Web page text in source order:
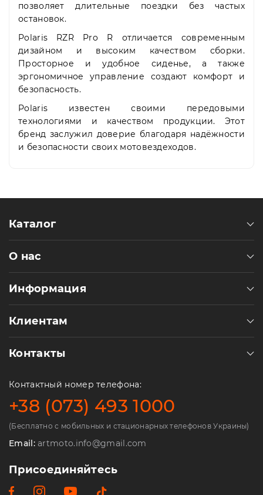
позволяет длительные поездки без частых
остановок.
Polaris RZR Pro R отличается современным
дизайном и высоким качеством сборки.
Просторное и удобное сиденье, а также
эргономичное управление создают комфорт и
безопасность.
Polaris известен своими передовыми
технологиями и качеством продукции. Этот
бренд заслужил доверие благодаря надёжности
и безопасности своих мотовездеходов.
Каталог
О нас
Информация
Клиентам
Контакты
Контактный номер телефона:
+38 (073) 493 1000
(Бесплатно с мобильных и стационарных телефонов Украины)
Email:artmoto.info@gmail.com
Присоединяйтесь